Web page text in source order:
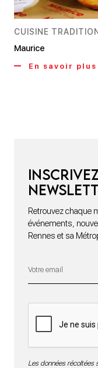
CUISINE
Maurice
En savoir plus
Retrouvez chaque
événements,
Rennes et sa
Les données récoltées